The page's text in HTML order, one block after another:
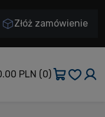
Złóż zamówienie
PLN (0)